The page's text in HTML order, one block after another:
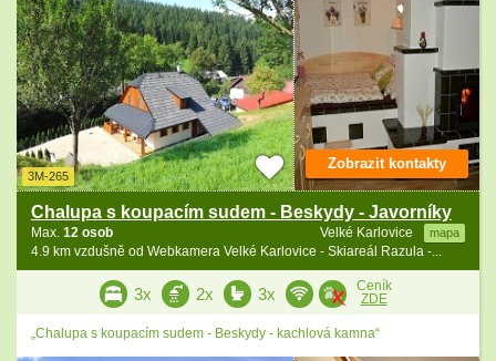
3M-265
Chalupa s koupacím sudem - Beskydy - Javorníky
Velké Karlovice mapa
Max. 12 osob
4.9 km vzdušně od Webkamera Velké Karlovice - Skiareál Razula -...
Zobrazit kontakty
3x 2x 3x
Ceník
ZDE
„Chalupa s koupacím sudem - Beskydy - kachlová kamna“